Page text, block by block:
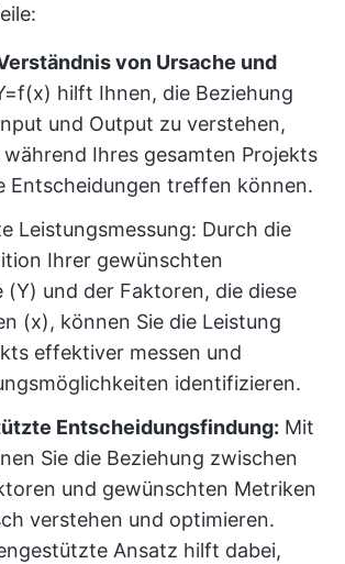
von Ursache und
hilft Ihnen, die Beziehung
und Output zu verstehen,
während Ihres gesamten Projekts
Entscheidungen treffen können.
Leistungsmessung: Durch die
Ihrer gewünschten
(Y) und der Faktoren, die diese
(x), können Sie die Leistung
effektiver messen und
identifizieren.
Entscheidungsfindung: Mit
Sie die Beziehung zwischen
und gewünschten Metriken
verstehen und optimieren.
Ansatz hilft dabei,